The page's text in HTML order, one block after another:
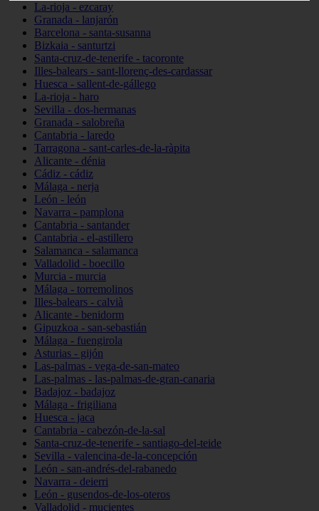
La-rioja - ezcaray
Granada - lanjarón
Barcelona - santa-susanna
Bizkaia - santurtzi
Santa-cruz-de-tenerife - tacoronte
Illes-balears - sant-llorenç-des-cardassar
Huesca - sallent-de-gállego
La-rioja - haro
Sevilla - dos-hermanas
Granada - salobreña
Cantabria - laredo
Tarragona - sant-carles-de-la-ràpita
Alicante - dénia
Cádiz - cádiz
Málaga - nerja
León - león
Navarra - pamplona
Cantabria - santander
Cantabria - el-astillero
Salamanca - salamanca
Valladolid - boecillo
Murcia - murcia
Málaga - torremolinos
Illes-balears - calvià
Alicante - benidorm
Gipuzkoa - san-sebastián
Málaga - fuengirola
Asturias - gijón
Las-palmas - vega-de-san-mateo
Las-palmas - las-palmas-de-gran-canaria
Badajoz - badajoz
Málaga - frigiliana
Huesca - jaca
Cantabria - cabezón-de-la-sal
Santa-cruz-de-tenerife - santiago-del-teide
Sevilla - valencina-de-la-concepción
León - san-andrés-del-rabanedo
Navarra - deierri
León - gusendos-de-los-oteros
Valladolid - mucientes